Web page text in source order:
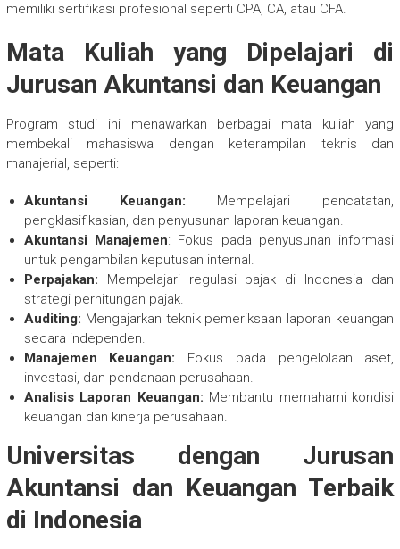
memiliki sertifikasi profesional seperti CPA, CA, atau CFA.
Mata Kuliah yang Dipelajari di
Jurusan Akuntansi dan Keuangan
Program studi ini menawarkan berbagai mata kuliah yang
membekali mahasiswa dengan keterampilan teknis dan
manajerial, seperti:
Akuntansi Keuangan: Mempelajari pencatatan,
pengklasifikasian, dan penyusunan laporan keuangan.
Akuntansi Manajemen: Fokus pada penyusunan informasi
untuk pengambilan keputusan internal.
Perpajakan: Mempelajari regulasi pajak di Indonesia dan
strategi perhitungan pajak.
Auditing: Mengajarkan teknik pemeriksaan laporan keuangan
secara independen.
Manajemen Keuangan: Fokus pada pengelolaan aset,
investasi, dan pendanaan perusahaan.
Analisis Laporan Keuangan: Membantu memahami kondisi
keuangan dan kinerja perusahaan.
Universitas dengan Jurusan
Akuntansi dan Keuangan Terbaik
di Indonesia